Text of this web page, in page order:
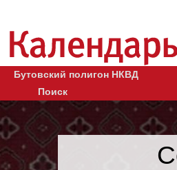
Бутовский полигон НКВД
Поиск